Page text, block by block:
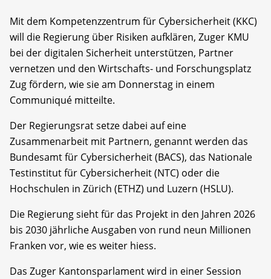
Mit dem Kompetenzzentrum für Cybersicherheit (KKC)
will die Regierung über Risiken aufklären, Zuger KMU
bei der digitalen Sicherheit unterstützen, Partner
vernetzen und den Wirtschafts- und Forschungsplatz
Zug fördern, wie sie am Donnerstag in einem
Communiqué mitteilte.
Der Regierungsrat setze dabei auf eine
Zusammenarbeit mit Partnern, genannt werden das
Bundesamt für Cybersicherheit (BACS), das Nationale
Testinstitut für Cybersicherheit (NTC) oder die
Hochschulen in Zürich (ETHZ) und Luzern (HSLU).
Die Regierung sieht für das Projekt in den Jahren 2026
bis 2030 jährliche Ausgaben von rund neun Millionen
Franken vor, wie es weiter hiess.
Das Zuger Kantonsparlament wird in einer Session